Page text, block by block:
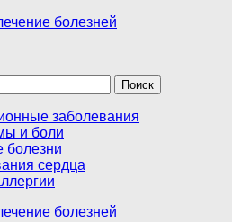
болезней
заболевания
и боли
болезни
сердца
болезней